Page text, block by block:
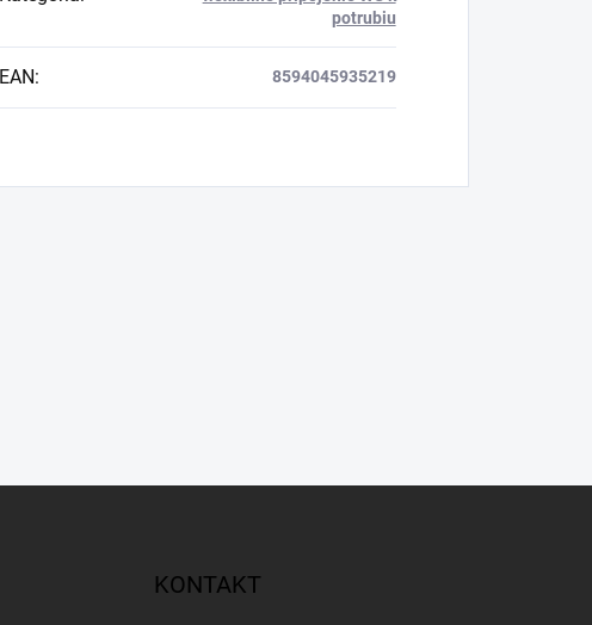
potrubiu
EAN: 8594045935219
KONTAKT